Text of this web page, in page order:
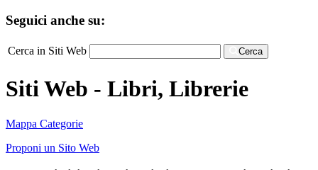
Seguici anche su:
Cerca in Siti Web Cerca
Siti Web - Libri, Librerie
Mappa Categorie
Proponi un Sito Web